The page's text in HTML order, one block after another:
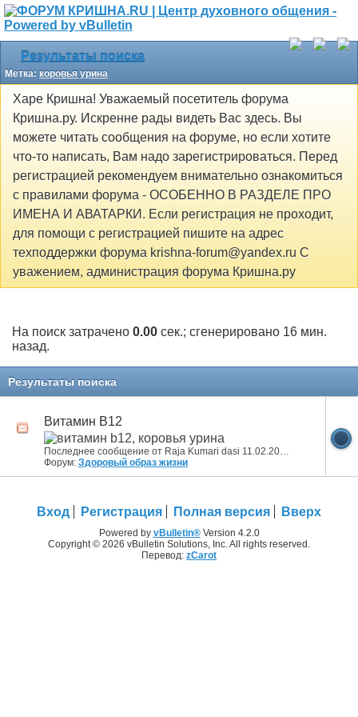
Результаты поиска
Метка: коровья урина
Харе Кришна! Уважаемый посетитель форума
Кришна.ру. Искренне рады видеть Вас здесь. Вы
можете читать сообщения на форуме, но если хотите
что-то написать, Вам надо зарегистрироваться. Перед
регистрацией рекомендуем внимательно ознакомиться
с правилами форума - ОСОБЕННО В РАЗДЕЛЕ ПРО
ИМЕНА И АВАТАРКИ. Если регистрация не проходит,
для помощи с регистрацией пишите на адрес
техподдержки форума krishna-forum@yandex.ru С
уважением, администрация форума Кришна.ру
На поиск затрачено 0.00 сек.; сгенерировано 16 мин.
назад.
Результаты поиска
Витамин B12
Последнее сообщение от Raja Kumari dasi 11.02.2025
Форум: Здоровый образ жизни
Вход Регистрация Полная версия Вверх
Powered by vBulletin®Version 4.2.0
Copyright © 2026 vBulletin Solutions, Inc. All rights reserved.
Перевод: zCarot